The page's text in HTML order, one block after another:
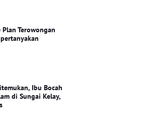
Terowongan
Ibu Bocah
di Sungai Kelay,